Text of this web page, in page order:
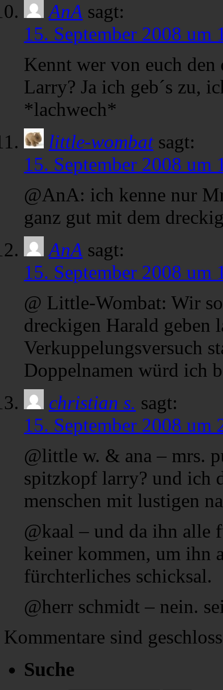
AnA sagt:
15. September 2008 um
Kennt wer von euch
Larry? Ja ich geb´s zu,
*lachwech*
little-wombat sagt:
15. September 2008 um
@AnA: ich kenne nur
ganz gut mit dem
AnA sagt:
15. September 2008 um
@ Little-Wombat: Wir
dreckigen Harald geben
Verkuppelungsversuch
Doppelnamen würd ich
christian s. sagt:
15. September 2008 um
@little w. & ana – mrs.
spitzkopf larry? und ich
menschen mit lustigen
@kaal – und da ihn alle
keiner kommen, um ihn
fürchterliches schicksal.
@herr schmidt – nein.
Kommentare sind
Suche